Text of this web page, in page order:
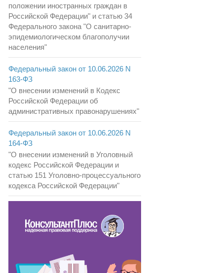
положении иностранных граждан в
Российской Федерации" и статью 34
Федерального закона "О санитарно-
эпидемиологическом благополучии
населения"
Федеральный закон от 10.06.2026 N
163-ФЗ
"О внесении изменений в Кодекс
Российской Федерации об
административных правонарушениях"
Федеральный закон от 10.06.2026 N
164-ФЗ
"О внесении изменений в Уголовный
кодекс Российской Федерации и
статью 151 Уголовно-процессуального
кодекса Российской Федерации"